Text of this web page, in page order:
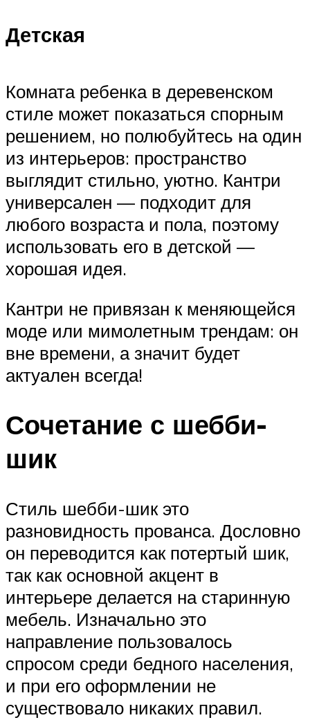
Детская
Комната ребенка в деревенском
стиле может показаться спорным
решением, но полюбуйтесь на один
из интерьеров: пространство
выглядит стильно, уютно. Кантри
универсален — подходит для
любого возраста и пола, поэтому
использовать его в детской —
хорошая идея.
Кантри не привязан к меняющейся
моде или мимолетным трендам: он
вне времени, а значит будет
актуален всегда!
Сочетание с шебби-
шик
Стиль шебби-шик это
разновидность прованса. Дословно
он переводится как потертый шик,
так как основной акцент в
интерьере делается на старинную
мебель. Изначально это
направление пользовалось
спросом среди бедного населения,
и при его оформлении не
существовало никаких правил.